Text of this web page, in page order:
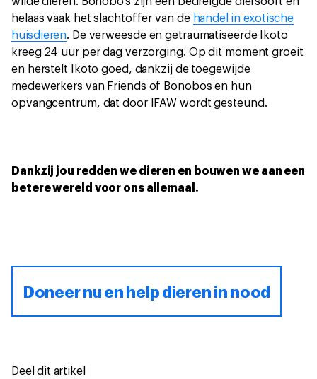
helaas vaak het slachtoffer van de handel in exotische
huisdieren. De verweesde en getraumatiseerde Ikoto
kreeg 24 uur per dag verzorging. Op dit moment groeit
en herstelt Ikoto goed, dankzij de toegewijde
medewerkers van Friends of Bonobos en hun
opvangcentrum, dat door IFAW wordt gesteund.
Dankzij jou redden we dieren en bouwen we aan een
betere wereld voor ons allemaal.
Doneer nu en help dieren in nood
Deel dit artikel